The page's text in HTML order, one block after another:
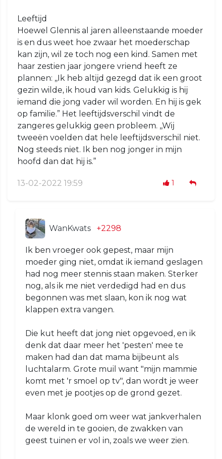
Leeftijd
Hoewel Glennis al jaren alleenstaande moeder
is en dus weet hoe zwaar het moederschap
kan zijn, wil ze toch nog een kind. Samen met
haar zestien jaar jongere vriend heeft ze
plannen: ,,Ik heb altijd gezegd dat ik een groot
gezin wilde, ik houd van kids. Gelukkig is hij
iemand die jong vader wil worden. En hij is gek
op familie.” Het leeftijdsverschil vindt de
zangeres gelukkig geen probleem. ,,Wij
tweeën voelden dat hele leeftijdsverschil niet.
Nog steeds niet. Ik ben nog jonger in mijn
hoofd dan dat hij is.”
13-02-2022 19:59 1
WanKwats +2298
Ik ben vroeger ook gepest, maar mijn
moeder ging niet, omdat ik iemand geslagen
had nog meer stennis staan maken. Sterker
nog, als ik me niet verdedigd had en dus
begonnen was met slaan, kon ik nog wat
klappen extra vangen.
Die kut heeft dat jong niet opgevoed, en ik
denk dat daar meer het 'pesten' mee te
maken had dan dat mama bijbeunt als
luchtalarm. Grote muil want "mijn mammie
komt met 'r smoel op tv", dan wordt je weer
even met je pootjes op de grond gezet.
Maar klonk goed om weer wat jankverhalen
de wereld in te gooien, de zwakken van
geest tuinen er vol in, zoals we weer zien.